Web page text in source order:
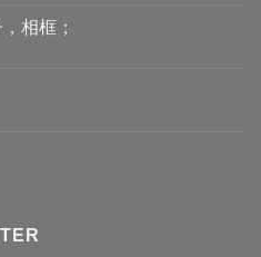
相框；